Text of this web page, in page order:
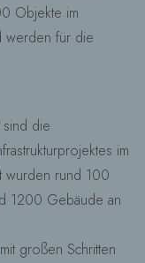
Objekte im
werden für die
sind die
im
wurden rund 100
1200 Gebäude an
großen Schritten